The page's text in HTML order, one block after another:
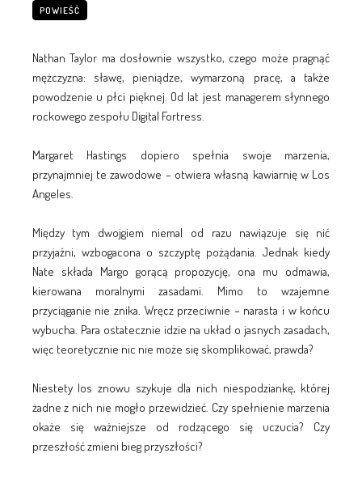
POWIEŚĆ
Nathan Taylor ma dosłownie wszystko, czego może pragnąć
mężczyzna: sławę, pieniądze, wymarzoną pracę, a także
powodzenie u płci pięknej. Od lat jest managerem słynnego
rockowego zespołu Digital Fortress.
Margaret Hastings dopiero spełnia swoje marzenia,
przynajmniej te zawodowe – otwiera własną kawiarnię w Los
Angeles.
Między tym dwojgiem niemal od razu nawiązuje się nić
przyjaźni, wzbogacona o szczyptę pożądania. Jednak kiedy
Nate składa Margo gorącą propozycję, ona mu odmawia,
kierowana moralnymi zasadami. Mimo to wzajemne
przyciąganie nie znika. Wręcz przeciwnie – narasta i w końcu
wybucha. Para ostatecznie idzie na układ o jasnych zasadach,
więc teoretycznie nic nie może się skomplikować, prawda?
Niestety los znowu szykuje dla nich niespodziankę, której
żadne z nich nie mogło przewidzieć. Czy spełnienie marzenia
okaże się ważniejsze od rodzącego się uczucia? Czy
przeszłość zmieni bieg przyszłości?